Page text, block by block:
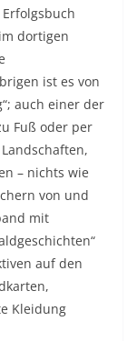
Erfolgsbuch
dortigen
ist es von
auch einer der
Fuß oder per
– nichts wie
von und
mit
auf den
Kleidung